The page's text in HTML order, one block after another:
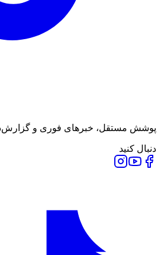
پوشش مستقل، خبرهای فوری و
دنبال کنید